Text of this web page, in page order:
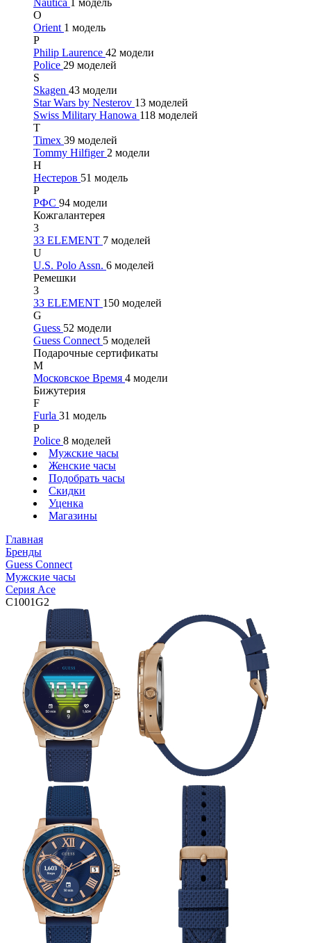
Nautica 1 модель
O
Orient 1 модель
P
Philip Laurence 42 модели
Police 29 моделей
S
Skagen 43 модели
Star Wars by Nesterov 13 моделей
Swiss Military Hanowa 118 моделей
T
Timex 39 моделей
Tommy Hilfiger 2 модели
Н
Нестеров 51 модель
Р
РФС 94 модели
Кожгалантерея
3
33 ELEMENT 7 моделей
U
U.S. Polo Assn. 6 моделей
Ремешки
3
33 ELEMENT 150 моделей
G
Guess 52 модели
Guess Connect 5 моделей
Подарочные сертификаты
М
Московское Время 4 модели
Бижутерия
F
Furla 31 модель
P
Police 8 моделей
Мужские часы
Женские часы
Подобрать часы
Скидки
Уценка
Магазины
Главная
Бренды
Guess Connect
Мужские часы
Серия Ace
C1001G2